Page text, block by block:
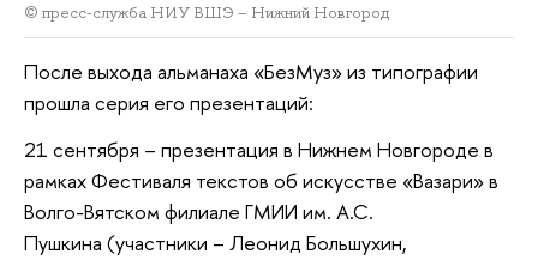
© пресс-служба НИУ ВШЭ – Нижний Новгород
После выхода альманаха «БезМуз» из типографии
прошла серия его презентаций:
21 сентября – презентация в Нижнем Новгороде в
рамках Фестиваля текстов об искусстве «Вазари» в
Волго-Вятском филиале ГМИИ им. А.С.
Пушкина (участники – Леонид Большухин,